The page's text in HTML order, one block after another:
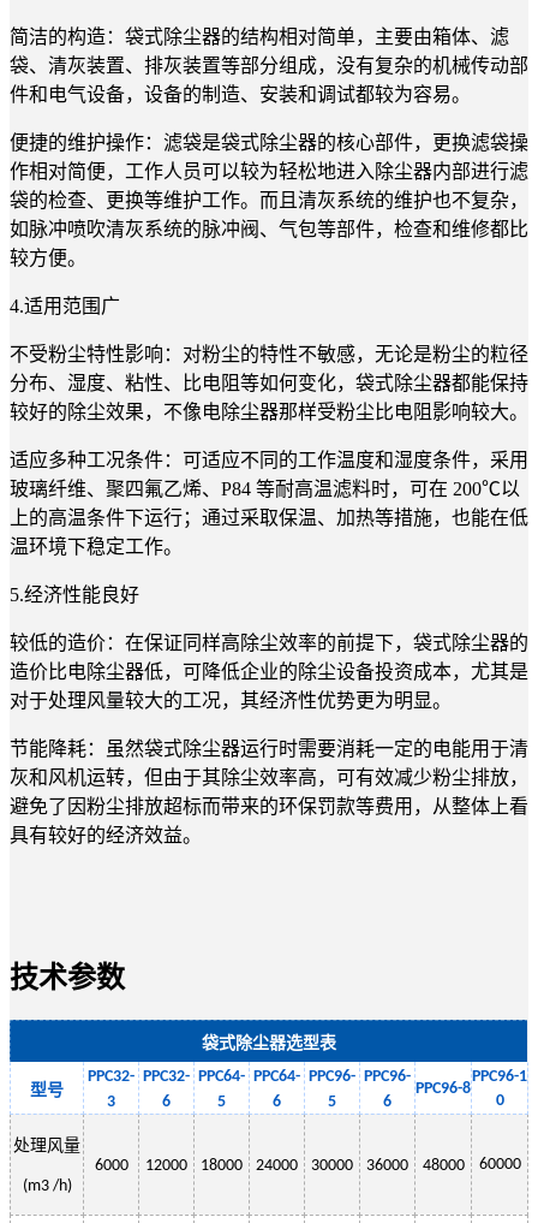
简洁的构造：袋式除尘器的结构相对简单，主要由箱体、滤
袋、清灰装置、排灰装置等部分组成，没有复杂的机械传动部
件和电气设备，设备的制造、安装和调试都较为容易。
便捷的维护操作：滤袋是袋式除尘器的核心部件，更换滤袋操
作相对简便，工作人员可以较为轻松地进入除尘器内部进行滤
袋的检查、更换等维护工作。而且清灰系统的维护也不复杂，
如脉冲喷吹清灰系统的脉冲阀、气包等部件，检查和维修都比
较方便。
4.适用范围广
不受粉尘特性影响：对粉尘的特性不敏感，无论是粉尘的粒径
分布、湿度、粘性、比电阻等如何变化，袋式除尘器都能保持
较好的除尘效果，不像电除尘器那样受粉尘比电阻影响较大。
适应多种工况条件：可适应不同的工作温度和湿度条件，采用
玻璃纤维、聚四氟乙烯、P84 等耐高温滤料时，可在 200℃以
上的高温条件下运行；通过采取保温、加热等措施，也能在低
温环境下稳定工作。
5.经济性能良好
较低的造价：在保证同样高除尘效率的前提下，袋式除尘器的
造价比电除尘器低，可降低企业的除尘设备投资成本，尤其是
对于处理风量较大的工况，其经济性优势更为明显。
节能降耗：虽然袋式除尘器运行时需要消耗一定的电能用于清
灰和风机运转，但由于其除尘效率高，可有效减少粉尘排放，
避免了因粉尘排放超标而带来的环保罚款等费用，从整体上看
具有较好的经济效益。
技术参数
袋式除尘器选型表
型号
PPC32-
3
PPC32-
6
PPC64-
5
PPC64-
6
PPC96-
5
PPC96-
6
PPC96-8
PPC96-1
0
处理风量
(m3 /h)
6000 12000 18000 24000 30000 36000 48000 60000